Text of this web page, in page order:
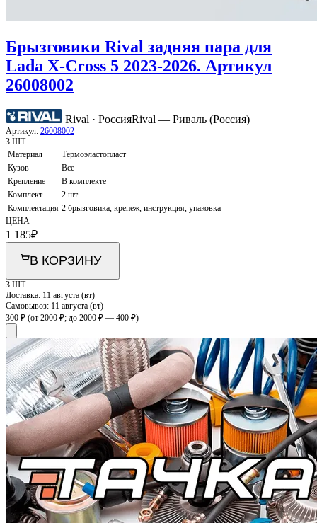
Брызговики Rival задняя пара для
Lada X-Cross 5 2023-2026. Артикул
26008002
Rival · РоссияRival — Риваль (Россия)
Артикул: 26008002
3 ШТ
Материал
Термоэластопласт
Кузов
Все
Крепление
В комплекте
Комплект
2 шт.
Комплектация 2 брызговика, крепеж, инструкция, упаковка
ЦЕНА
1 185₽
В КОРЗИНУ
3 ШТ
Доставка: 11 августа (вт)
Самовывоз: 11 августа (вт)
300 ₽ (от 2000 ₽; до 2000 ₽ — 400 ₽)